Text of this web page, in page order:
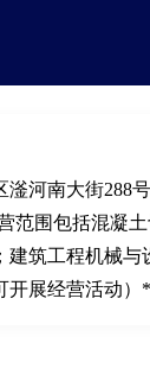
河南大街288
范围包括混凝
筑工程机械
开展经营活动）